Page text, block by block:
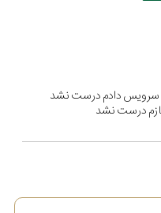
سرویس دادم درست نشد
درست نشد